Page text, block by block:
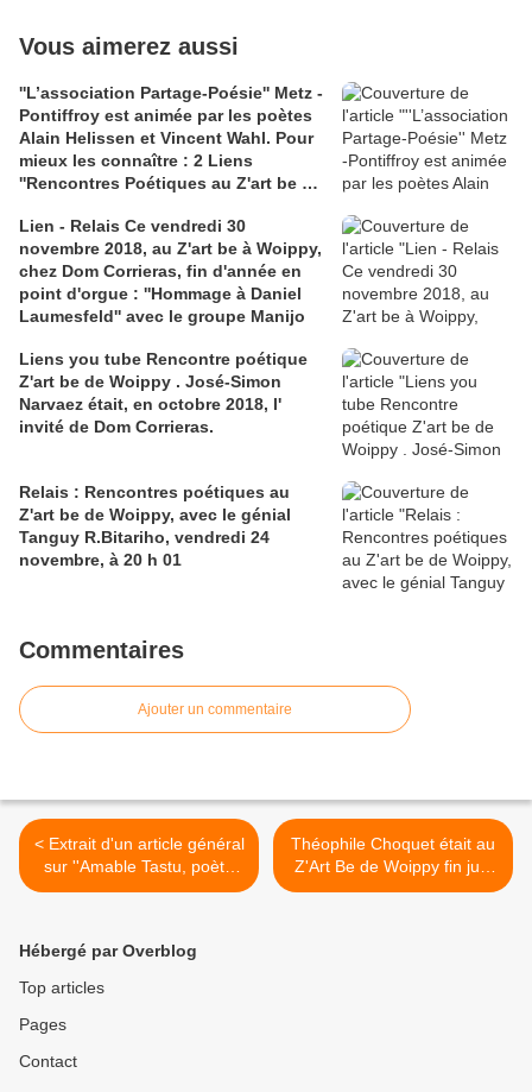
Vous aimerez aussi
''L’association Partage-Poésie'' Metz -
Pontiffroy est animée par les poètes
Alain Helissen et Vincent Wahl. Pour
mieux les connaître : 2 Liens
''Rencontres Poétiques au Z'art be de
Poésie ''Cairn'' pour un dialogue entre
Serge Martin et Alain Helissen
Lien - Relais Ce vendredi 30
novembre 2018, au Z'art be à Woippy,
chez Dom Corrieras, fin d'année en
point d'orgue : ''Hommage à Daniel
Laumesfeld'' avec le groupe Manijo
Liens you tube Rencontre poétique
Z'art be de Woippy . José-Simon
Narvaez était, en octobre 2018, l'
invité de Dom Corrieras.
Relais : Rencontres poétiques au
Z'art be de Woippy, avec le génial
Tanguy R.Bitariho, vendredi 24
novembre, à 20 h 01
Commentaires
Ajouter un commentaire
< Extrait d'un article général
sur ''Amable Tastu, poète
du romantisme, femme de
Théophile Choquet était au
Z'Art Be de Woippy fin juin
2018 >
Hébergé par Overblog
Top articles
Pages
Contact